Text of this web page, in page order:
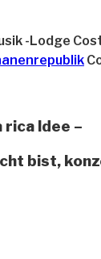
-Lodge
Idee –
bist,